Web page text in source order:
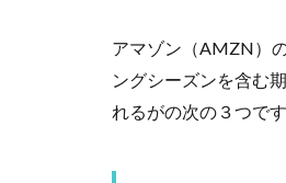
アマゾン（AMZN）
ングシーズンを含む
れるがの次の３つです